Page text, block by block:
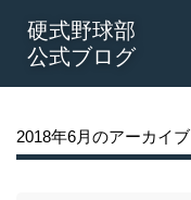
硬式野球部
公式ブログ
2018年6月のアーカイブ